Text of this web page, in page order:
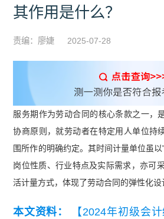
其作用是什么？
责编：廖婕 2025-07-28
服务期作为劳动合同的核心条款之一，
协商原则，就劳动者在特定用人单位持
围所作的明确约定。其时间计量单位虽
岗位性质、行业特点及实际需求，亦可
活计量方式，体现了劳动合同的弹性化设
本文资料：
【2024年初级会